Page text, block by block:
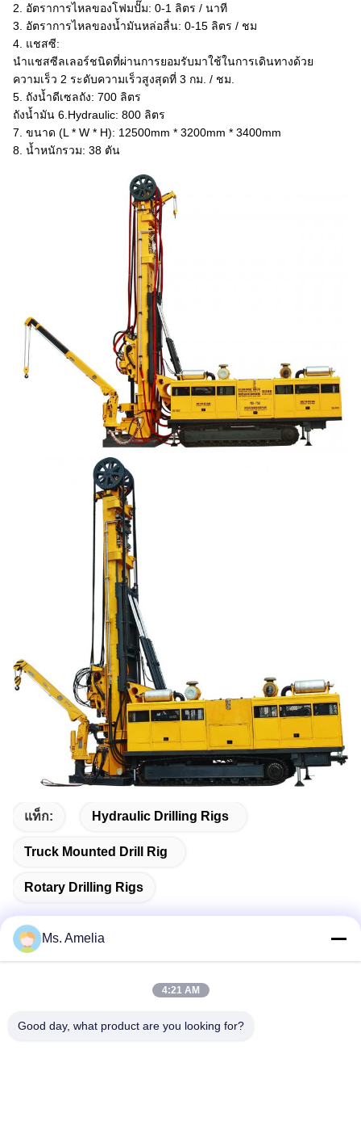
2. อัตราการไหลของโฟมปั๊ม: 0-1 ลิตร / นาที
3. อัตราการไหลของน้ำมันหล่อลื่น: 0-15 ลิตร / ชม
4. แชสซี:
นำแชสซีลเลอร์ชนิดที่ผ่านการยอมรับมาใช้ในการเดินทางด้วย
ความเร็ว 2 ระดับความเร็วสูงสุดที่ 3 กม. / ชม.
5. ถังน้ำดีเซลถัง: 700 ลิตร
ถังน้ำมัน 6.Hydraulic: 800 ลิตร
7. ขนาด (L * W * H): 12500mm * 3200mm * 3400mm
8. น้ำหนักรวม: 38 ตัน
แท็ก: Hydraulic Drilling Rigs
Truck Mounted Drill Rig
Rotary Drilling Rigs
ที่อยู่
Ms. Amelia
4:21 AM
Good day, what product are you looking for?